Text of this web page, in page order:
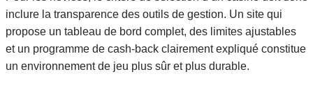
inclure la transparence des outils de gestion. Un site qui
propose un tableau de bord complet, des limites ajustables
et un programme de cash‑back clairement expliqué constitue
un environnement de jeu plus sûr et plus durable.